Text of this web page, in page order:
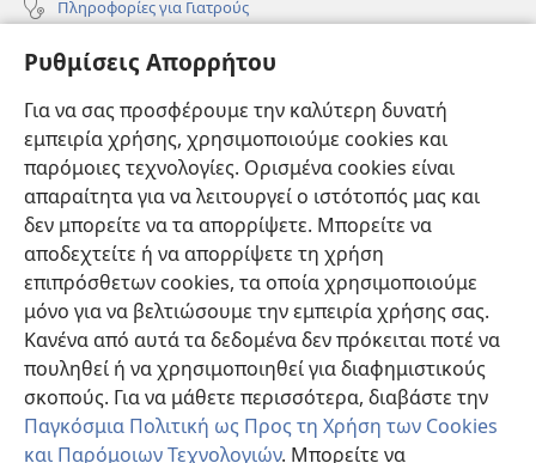
Ρυθμίσεις Απορρήτου
Για να σας προσφέρουμε την καλύτερη δυνατή
εμπειρία χρήσης, χρησιμοποιούμε cookies και
παρόμοιες τεχνολογίες. Ορισμένα cookies είναι
απαραίτητα για να λειτουργεί ο ιστότοπός μας και
δεν μπορείτε να τα απορρίψετε. Μπορείτε να
αποδεχτείτε ή να απορρίψετε τη χρήση
επιπρόσθετων cookies, τα οποία χρησιμοποιούμε
μόνο για να βελτιώσουμε την εμπειρία χρήσης σας.
Κανένα από αυτά τα δεδομένα δεν πρόκειται ποτέ να
πουληθεί ή να χρησιμοποιηθεί για διαφημιστικούς
σκοπούς. Για να μάθετε περισσότερα, διαβάστε την
Παγκόσμια Πολιτική ως Προς τη Χρήση των Cookies
και Παρόμοιων Τεχνολογιών. Μπορείτε να
Πληροφορίες για Γιατρούς
Πληροφορίες για Επίσημους Φορείς και ΜΜΕ
Συνεισφορές
(ανοίγει
παράθυρο)ΔΙΑΔΙΚΤΥΑΚΗ ΒΙΒΛΙΟΘΗΚΗ της Σκοπιάς™
(ανοίγει
νέο
παράθυρο)
JW Hub
(ανοίγει
νέο
παράθυρο)JW Library®
Βιβλιοθήκη της Σκοπιάς